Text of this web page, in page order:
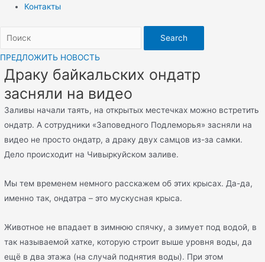
Контакты
Search
ПРЕДЛОЖИТЬ НОВОСТЬ
Драку байкальских ондатр
засняли на видео
Заливы начали таять, на открытых местечках можно встретить
ондатр. А сотрудники «Заповедного Подлеморья» засняли на
видео не просто ондатр, а драку двух самцов из-за самки.
Дело происходит на Чивыркуйском заливе.
Мы тем временем немного расскажем об этих крысах. Да-да,
именно так, ондатра – это мускусная крыса.
Животное не впадает в зимнюю спячку, а зимует под водой, в
так называемой хатке, которую строит выше уровня воды, да
ещё в два этажа (на случай поднятия воды). При этом